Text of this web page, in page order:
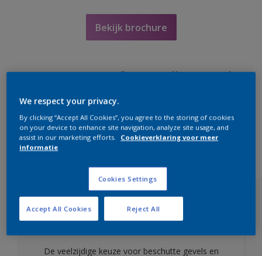
Bekijk brochure
De juiste verf voor elke gevel
Alphatex IQ
De veelzijdige keuze voor beschutte gevels en
We respect your privacy.
By clicking “Accept All Cookies”, you agree to the storing of cookies
on your device to enhance site navigation, analyze site usage, and
assist in our marketing efforts.
Cookieverklaring voor meer
informatie
Cookies Settings
Reject All
Accept All Cookies